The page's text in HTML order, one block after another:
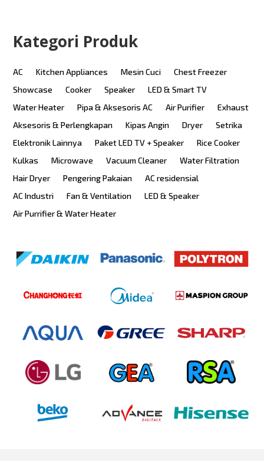
Kategori Produk
AC Kitchen Appliances Mesin Cuci
Chest Freezer
Showcase
Cooker Speaker
LED & Smart TV
Water Heater
Pipa & Aksesoris AC Air Purifier
Exhaust
Aksesoris & Perlengkapan
Kipas Angin Dryer
Setrika
Elektronik Lainnya
Paket LED TV + Speaker
Rice Cooker
Kulkas
Microwave Vacuum Cleaner
Water Filtration
Hair Dryer
Pengering Pakaian
AC residensial
AC Industri
Fan & Ventilation
LED & Speaker
Air Purrifier & Water Heater